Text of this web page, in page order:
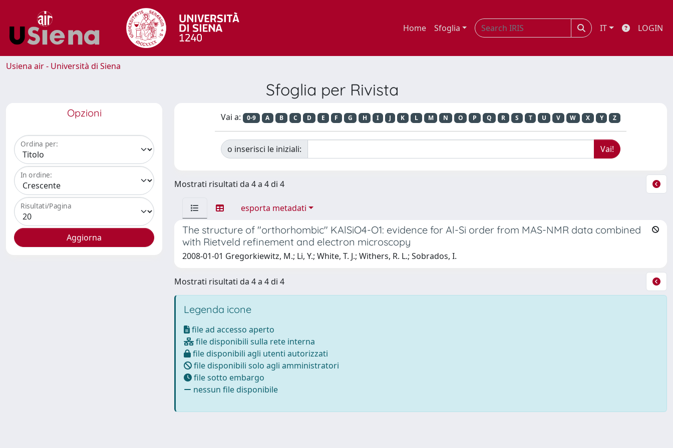
Home Sfoglia IT LOGIN
Usiena air - Università di Siena
Sfoglia per Rivista
Opzioni
Ordina per:
In ordine:
Risultati/Pagina
Vai a: 0-9 A B C D E F G H I J K L M N O P Q R S T U V W X Y Z
o inserisci le iniziali:
Mostrati risultati da 4 a 4 di 4
esporta metadati
The structure of "orthorhombic" KAlSiO4-O1: evidence for Al-Si order from MAS-NMR data combined
with Rietveld refinement and electron microscopy
2008-01-01 Gregorkiewitz, M.; Li, Y.; White, T. J.; Withers, R. L.; Sobrados, I.
Mostrati risultati da 4 a 4 di 4
Legenda icone
file ad accesso aperto
file disponibili sulla rete interna
file disponibili agli utenti autorizzati
file disponibili solo agli amministratori
file sotto embargo
nessun file disponibile